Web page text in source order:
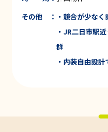
その他 ： ・競合が少なく
・ JR二日市駅
群
・内装自由設計